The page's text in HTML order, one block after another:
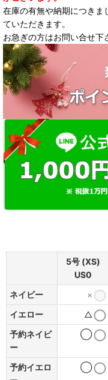
在庫の有無や納期につきま
ていただきます。
お急ぎの方はお問い合せ下
5号 (XS)
US0
ネイビー
×
イエロー
△
予約ネイビ
ー
◯
予約イエロ
◯